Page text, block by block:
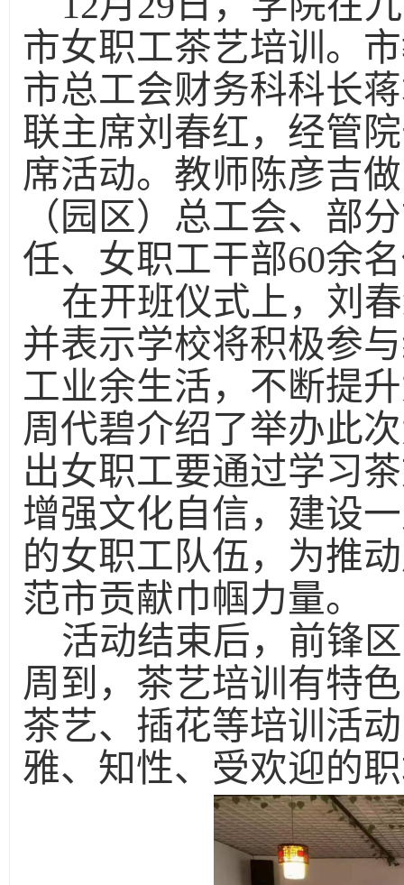
12月29日，学院在
市女职工茶艺培训。
市总工会财务科科长
联主席刘春红，经管
席活动。教师陈彦吉
（园区）总工会、部
任、女职工干部60余
在开班仪式上，刘
并表示学校将积极参
工业余生活，不断提
周代碧介绍了举办此
出女职工要通过学习
增强文化自信， 建设
的女职工队伍，为推
范市贡献巾帼力量。
活动结束后，前锋
周到，茶艺培训有特
茶艺、插花等培训活
雅、知性、受欢迎的